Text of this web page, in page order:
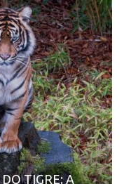
TIGRE: A